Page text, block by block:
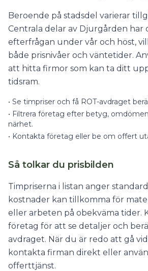
Beroende på stadsdel varierar
Centrala delar av Djurgården har
efterfrågan under vår och höst,
både prisnivåer och väntetider.
att hitta firmor som kan ta ditt
tidsram.
• Se timpriser och få ROT-avdraget
• Filtrera företag efter betyg,
närhet.
• Kontakta företag eller be om offert
Så tolkar du prisbilden
Timpriserna i listan anger
kostnader kan tillkomma för
eller arbeten på obekväma tider.
företag för att se detaljer och
avdraget. När du är redo att gå
kontakta firman direkt eller
offerttjänst.